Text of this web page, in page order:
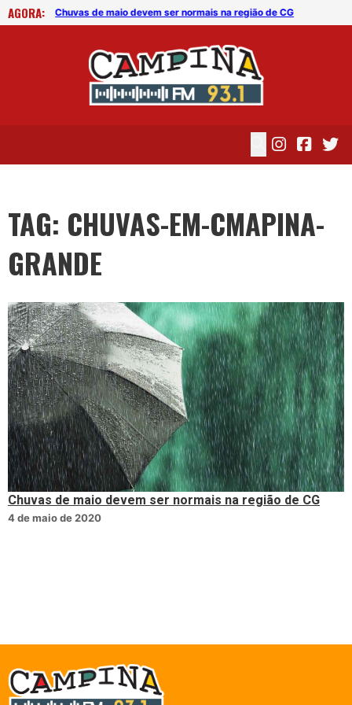
AGORA: Chuvas de maio devem ser normais na região de CG
TAG: CHUVAS-EM-CMAPINA-
GRANDE
Chuvas de maio devem ser normais na região de CG
4 de maio de 2020